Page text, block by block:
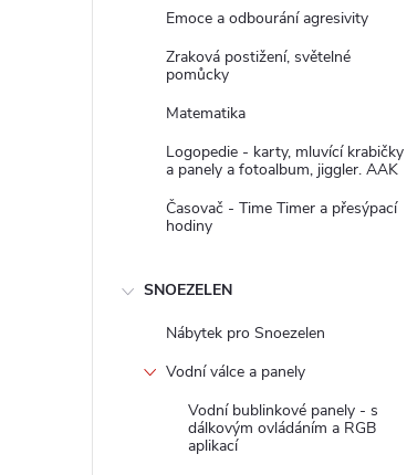
Emoce a odbourání agresivity
Zraková postižení, světelné
pomůcky
Matematika
Logopedie - karty, mluvící krabičky
a panely a fotoalbum, jiggler. AAK
Časovač - Time Timer a přesýpací
hodiny
SNOEZELEN
Nábytek pro Snoezelen
Vodní válce a panely
Vodní bublinkové panely - s
dálkovým ovládáním a RGB
aplikací
DO KOŠÍKU
20343001T
Taktilní kotouče set 10 ks
Gonge
2 580 Kč
Skladem2 ks